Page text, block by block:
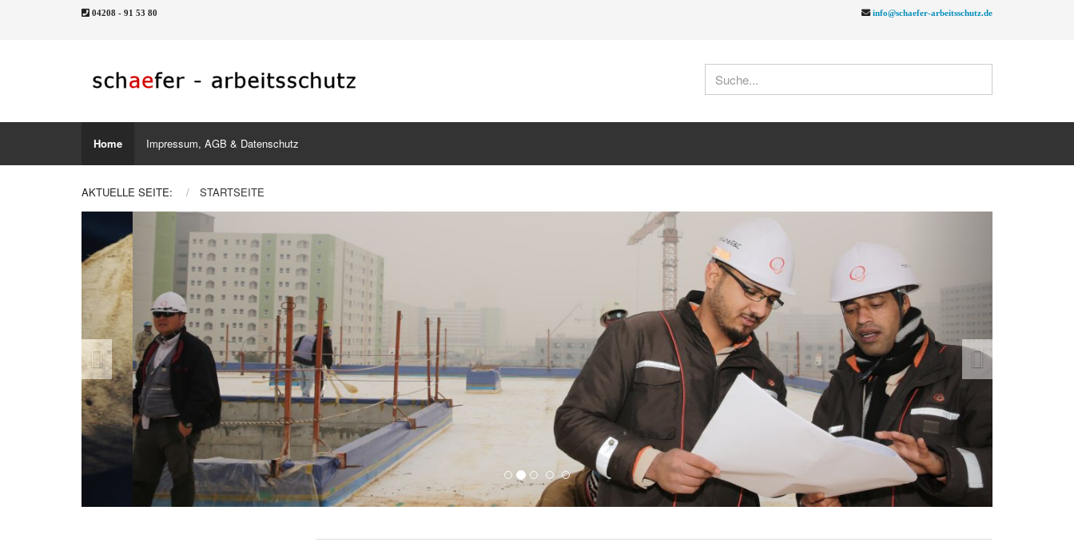
04208 - 91 53 80 info@schaefer-arbeitsschutz.de
Home Impressum, AGB & Datenschutz
AKTUELLE SEITE: STARTSEITE